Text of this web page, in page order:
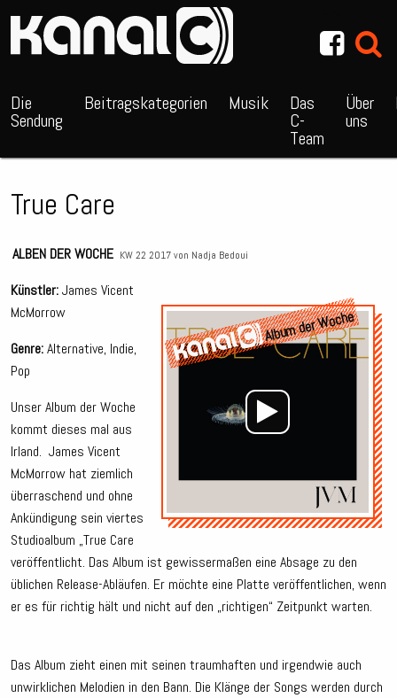
Die
Sendung
Beitragskategorien Musik Das
C-
Team
Über
uns
True Care
ALBEN DER WOCHE KW 22 2017 von Nadja Bedoui
Album der Woche
Künstler:James Vicent
McMorrow
Genre:Alternative, Indie,
Pop
Unser Album der Woche
kommt dieses mal aus
Irland. James Vicent
McMorrow hat ziemlich
überraschend und ohne
Ankündigung sein viertes
Studioalbum „True Care
veröffentlicht. Das Album ist gewissermaßen eine Absage zu den
üblichen Release-Abläufen. Er möchte eine Platte veröffentlichen, wenn
er es für richtig hält und nicht auf den „richtigen“ Zeitpunkt warten.
Das Album zieht einen mit seinen traumhaften und irgendwie auch
unwirklichen Melodien in den Bann. Die Klänge der Songs werden durch